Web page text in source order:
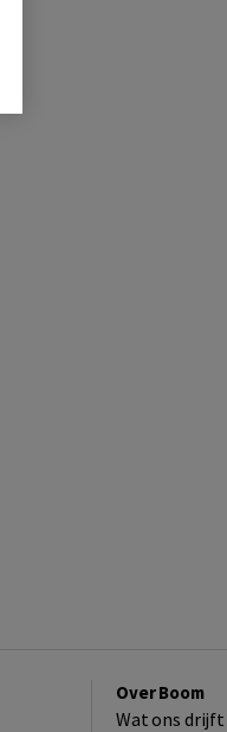
Over Boom
Wat ons drijft